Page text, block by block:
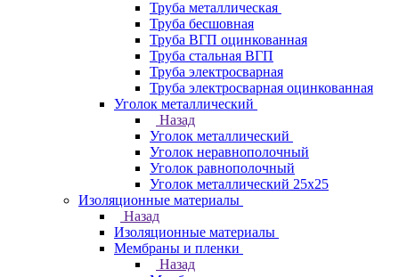
Труба металлическая
Труба бесшовная
Труба ВГП оцинкованная
Труба стальная ВГП
Труба электросварная
Труба электросварная оцинкованная
Уголок металлический
Назад
Уголок металлический
Уголок неравнополочный
Уголок равнополочный
Уголок металлический 25х25
Изоляционные материалы
Назад
Изоляционные материалы
Мембраны и пленки
Назад